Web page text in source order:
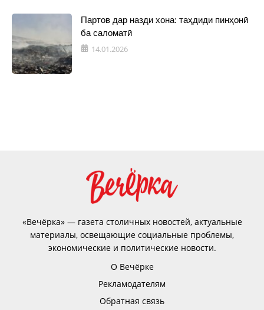
Партов дар назди хона: таҳдиди пинҳонӣ
ба саломатӣ
14.01.2026
«Вечёрка» — газета столичных новостей, актуальные
материалы, освещающие социальные проблемы,
экономические и политические новости.
О Вечёрке
Рекламодателям
Обратная связь